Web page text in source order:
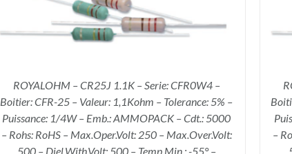
ROYALOHM – CR25J 1.1K – Serie: CFR0W4 –
Boitier: CFR-25 – Valeur: 1,1Kohm – Tolerance: 5% –
Puissance: 1/4W – Emb.: AMMOPACK – Cdt.: 5000
– Rohs: RoHS – Max.Oper.Volt: 250 – Max.Over.Volt:
500 – Diel.With.Volt: 500 – Temp.Min.: -55° –
AJOUTER AU PANIER /
–